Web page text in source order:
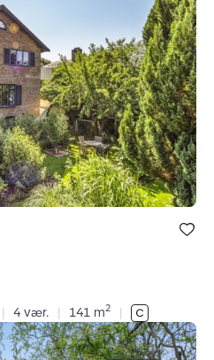
Bolig er
under dine
| 4 vær. | 141 m2 |